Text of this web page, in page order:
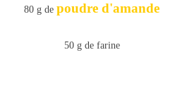
80 g de poudre d'amande
50 g de farine